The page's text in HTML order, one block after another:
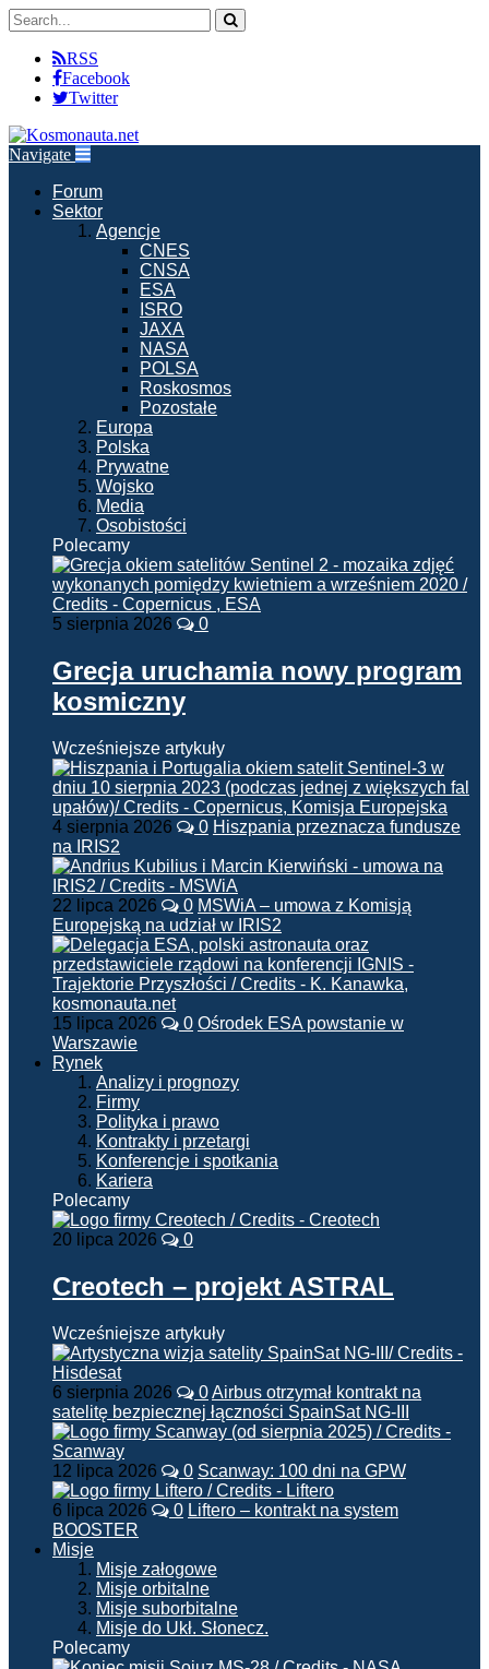
RSS
Facebook
Twitter
Navigate
Forum
Sektor
Agencje
CNES
CNSA
ESA
ISRO
JAXA
NASA
POLSA
Roskosmos
Pozostałe
Europa
Polska
Prywatne
Wojsko
Media
Osobistości
Polecamy
5 sierpnia 2026 0
Grecja uruchamia nowy program
kosmiczny
Wcześniejsze artykuły
4 sierpnia 2026 0 Hiszpania przeznacza fundusze
na IRIS2
22 lipca 2026 0 MSWiA – umowa z Komisją
Europejską na udział w IRIS2
15 lipca 2026 0 Ośrodek ESA powstanie w
Warszawie
Rynek
Analizy i prognozy
Firmy
Polityka i prawo
Kontrakty i przetargi
Konferencje i spotkania
Kariera
Polecamy
20 lipca 2026 0
Creotech – projekt ASTRAL
Wcześniejsze artykuły
6 sierpnia 2026 0Airbus otrzymał kontrakt na
satelitę bezpiecznej łączności SpainSat NG-III
12 lipca 2026 0 Scanway: 100 dni na GPW
6 lipca 2026 0 Liftero – kontrakt na system
BOOSTER
Misje
Misje załogowe
Misje orbitalne
Misje suborbitalne
Misje do Ukł. Słonecz.
Polecamy